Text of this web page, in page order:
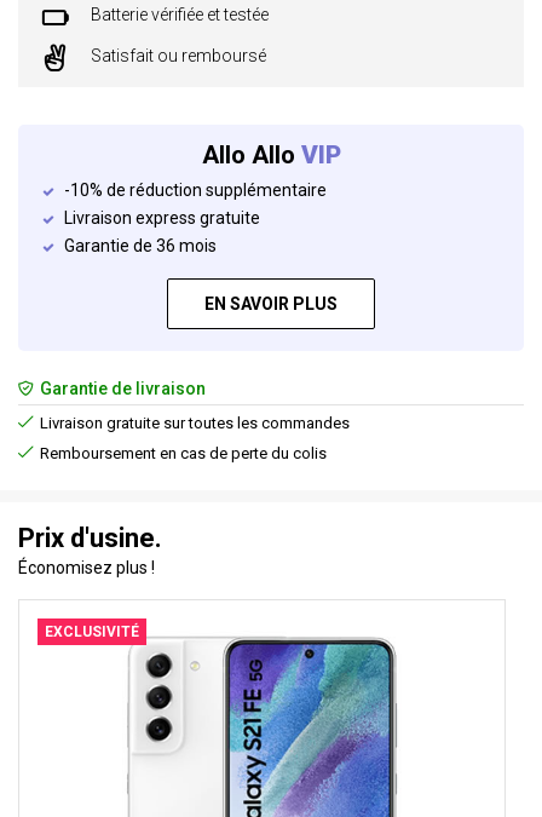
Batterie vérifiée et testée
Satisfait ou remboursé
Allo Allo VIP
-10% de réduction supplémentaire
Livraison express gratuite
Garantie de 36 mois
EN SAVOIR PLUS
Garantie de livraison
Livraison gratuite sur toutes les commandes
Remboursement en cas de perte du colis
Prix d'usine.
Économisez plus !
EXCLUSIVITÉ